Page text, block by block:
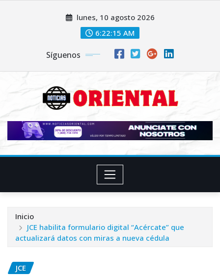
lunes, 10 agosto 2026
6:22:16 AM
Síguenos
Inicio
JCE habilita formulario digital “Acércate” que
actualizará datos con miras a nueva cédula
JCE